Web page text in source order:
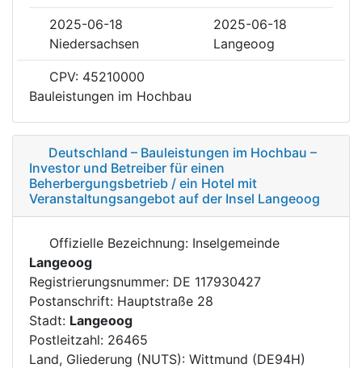
2025-06-18
2025-06-18
Niedersachsen
Langeoog
CPV: 45210000
Bauleistungen im Hochbau
Deutschland – Bauleistungen im Hochbau –
Investor und Betreiber für einen
Beherbergungsbetrieb / ein Hotel mit
Veranstaltungsangebot auf der Insel Langeoog
Offizielle Bezeichnung: Inselgemeinde
Langeoog
Registrierungsnummer: DE 117930427
Postanschrift: Hauptstraße 28
Stadt: Langeoog
Postleitzahl: 26465
Land, Gliederung (NUTS): Wittmund (DE94H)